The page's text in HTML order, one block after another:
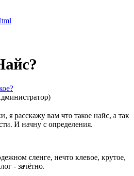
я расскажу вам что такое найс, а так
И начну с определения.
сленге, нечто клевое, крутое,
- зачётно.